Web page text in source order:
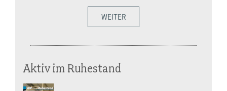
WEITER
Aktiv im Ruhestand